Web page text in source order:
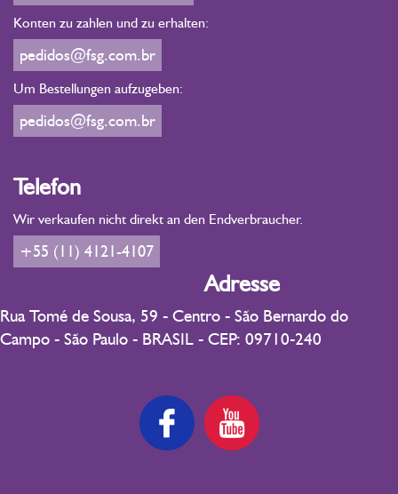
Konten zu zahlen und zu erhalten:
pedidos@fsg.com.br
Um Bestellungen aufzugeben:
pedidos@fsg.com.br
Telefon
Wir verkaufen nicht direkt an den Endverbraucher.
+55 (11) 4121-4107
Adresse
Rua Tomé de Sousa, 59 - Centro - São Bernardo do
Campo - São Paulo - BRASIL - CEP: 09710-240